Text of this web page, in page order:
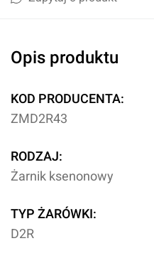
Opis produktu
KOD PRODUCENTA:
ZMD2R43
RODZAJ:
Żarnik ksenonowy
TYP ŻARÓWKI:
D2R